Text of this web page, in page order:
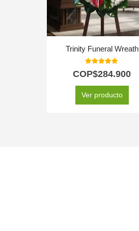
Trinity Funeral Wreath
5.00
COP$284.900
Ver producto